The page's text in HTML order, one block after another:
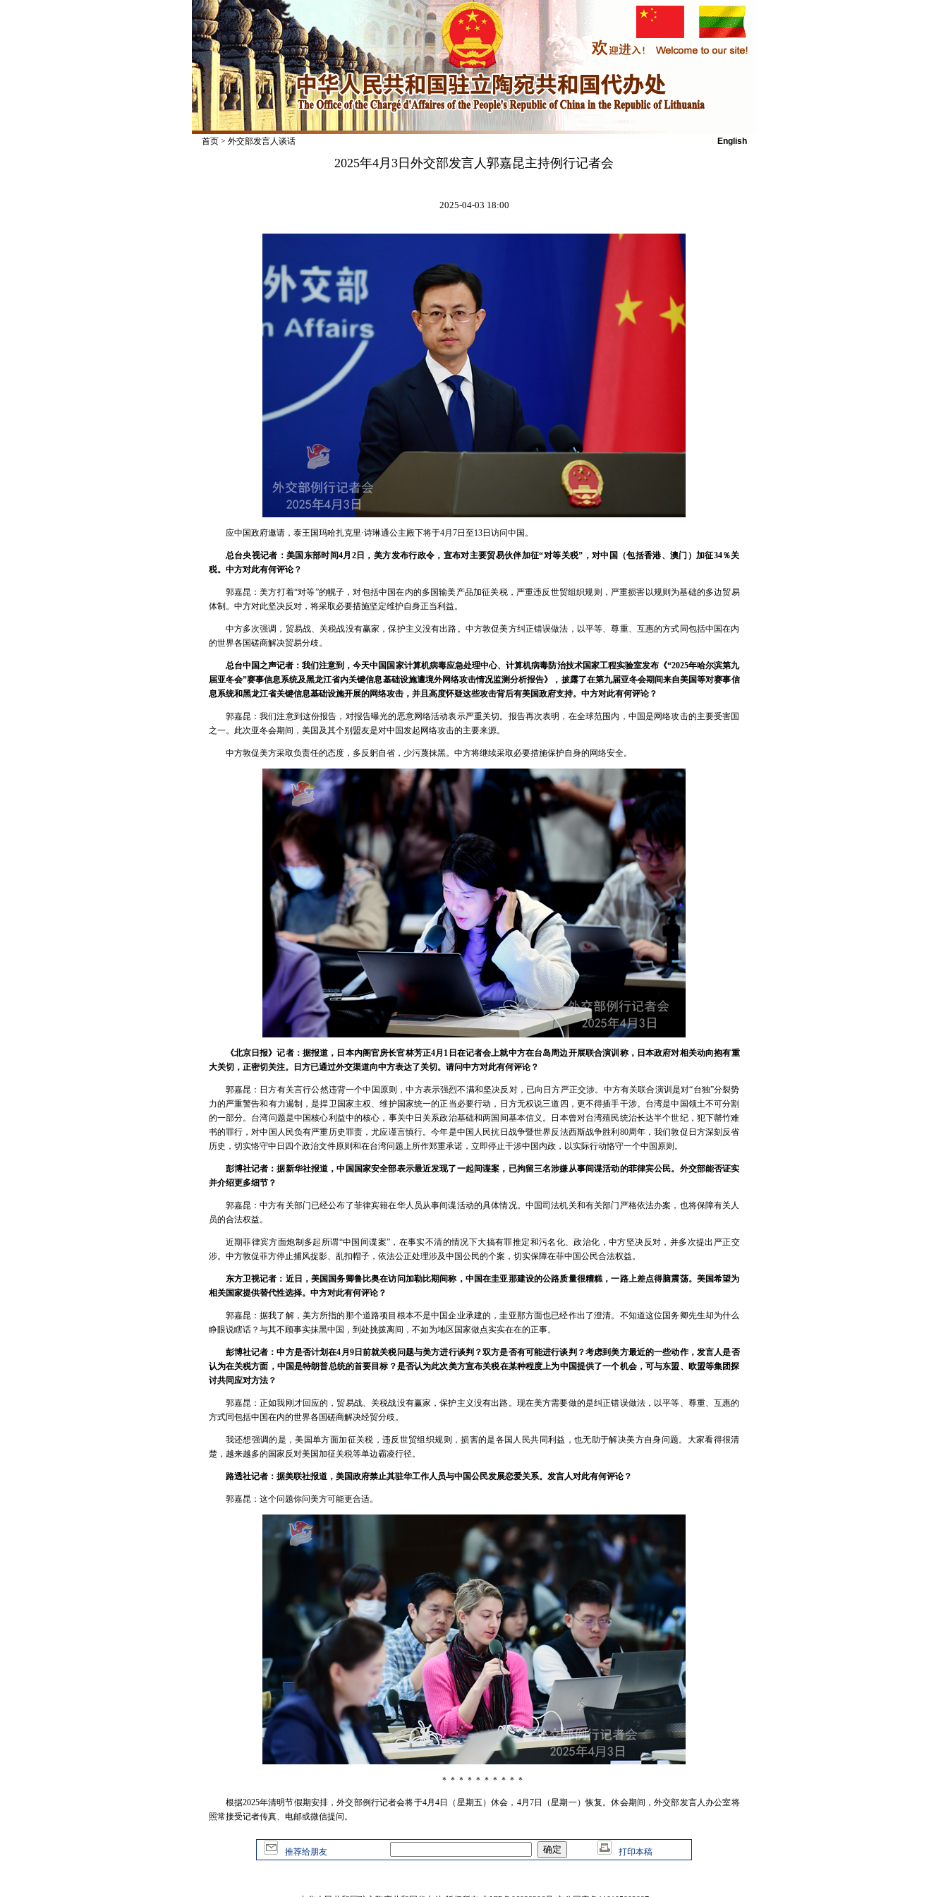
首页> 外交部发言人谈话 English
2025年4月3日外交部发言人郭嘉昆主持例行记者会
2025-04-03 18:00
应中国政府邀请，泰王国玛哈扎克里·诗琳通公主殿下将于4月7日至13日访问中国。
总台央视记者：美国东部时间4月2日，美方发布行政令，宣布对主要贸易伙伴加征“对等关税”，对中国（包括香港、澳门）加征34％关
税。中方对此有何评论？
郭嘉昆：美方打着“对等”的幌子，对包括中国在内的多国输美产品加征关税，严重违反世贸组织规则，严重损害以规则为基础的多边贸易
体制。中方对此坚决反对，将采取必要措施坚定维护自身正当利益。
中方多次强调，贸易战、关税战没有赢家，保护主义没有出路。中方敦促美方纠正错误做法，以平等、尊重、互惠的方式同包括中国在内
的世界各国磋商解决贸易分歧。
总台中国之声记者：我们注意到，今天中国国家计算机病毒应急处理中心、计算机病毒防治技术国家工程实验室发布《“2025年哈尔滨第九
届亚冬会”赛事信息系统及黑龙江省内关键信息基础设施遭境外网络攻击情况监测分析报告》，披露了在第九届亚冬会期间来自美国等对赛事信
息系统和黑龙江省关键信息基础设施开展的网络攻击，并且高度怀疑这些攻击背后有美国政府支持。中方对此有何评论？
郭嘉昆：我们注意到这份报告，对报告曝光的恶意网络活动表示严重关切。报告再次表明，在全球范围内，中国是网络攻击的主要受害国
之一。此次亚冬会期间，美国及其个别盟友是对中国发起网络攻击的主要来源。
中方敦促美方采取负责任的态度，多反躬自省，少污蔑抹黑。中方将继续采取必要措施保护自身的网络安全。
《北京日报》记者：据报道，日本内阁官房长官林芳正4月1日在记者会上就中方在台岛周边开展联合演训称，日本政府对相关动向抱有重
大关切，正密切关注。日方已通过外交渠道向中方表达了关切。请问中方对此有何评论？
郭嘉昆：日方有关言行公然违背一个中国原则，中方表示强烈不满和坚决反对，已向日方严正交涉。中方有关联合演训是对“台独”分裂势
力的严重警告和有力遏制，是捍卫国家主权、维护国家统一的正当必要行动，日方无权说三道四，更不得插手干涉。台湾是中国领土不可分割
的一部分。台湾问题是中国核心利益中的核心，事关中日关系政治基础和两国间基本信义。日本曾对台湾殖民统治长达半个世纪，犯下罄竹难
书的罪行，对中国人民负有严重历史罪责，尤应谨言慎行。今年是中国人民抗日战争暨世界反法西斯战争胜利80周年，我们敦促日方深刻反省
历史，切实恪守中日四个政治文件原则和在台湾问题上所作郑重承诺，立即停止干涉中国内政，以实际行动恪守一个中国原则。
彭博社记者：据新华社报道，中国国家安全部表示最近发现了一起间谍案，已拘留三名涉嫌从事间谍活动的菲律宾公民。外交部能否证实
并介绍更多细节？
郭嘉昆：中方有关部门已经公布了菲律宾籍在华人员从事间谍活动的具体情况。中国司法机关和有关部门严格依法办案，也将保障有关人
员的合法权益。
近期菲律宾方面炮制多起所谓“中国间谍案”，在事实不清的情况下大搞有罪推定和污名化、政治化，中方坚决反对，并多次提出严正交
涉。中方敦促菲方停止捕风捉影、乱扣帽子，依法公正处理涉及中国公民的个案，切实保障在菲中国公民合法权益。
东方卫视记者：近日，美国国务卿鲁比奥在访问加勒比期间称，中国在圭亚那建设的公路质量很糟糕，一路上差点得脑震荡。美国希望为
相关国家提供替代性选择。中方对此有何评论？
郭嘉昆：据我了解，美方所指的那个道路项目根本不是中国企业承建的，圭亚那方面也已经作出了澄清。不知道这位国务卿先生却为什么
睁眼说瞎话？与其不顾事实抹黑中国，到处挑拨离间，不如为地区国家做点实实在在的正事。
彭博社记者：中方是否计划在4月9日前就关税问题与美方进行谈判？双方是否有可能进行谈判？考虑到美方最近的一些动作，发言人是否
认为在关税方面，中国是特朗普总统的首要目标？是否认为此次美方宣布关税在某种程度上为中国提供了一个机会，可与东盟、欧盟等集团探
讨共同应对方法？
郭嘉昆：正如我刚才回应的，贸易战、关税战没有赢家，保护主义没有出路。现在美方需要做的是纠正错误做法，以平等、尊重、互惠的
方式同包括中国在内的世界各国磋商解决经贸分歧。
我还想强调的是，美国单方面加征关税，违反世贸组织规则，损害的是各国人民共同利益，也无助于解决美方自身问题。大家看得很清
楚，越来越多的国家反对美国加征关税等单边霸凌行径。
路透社记者：据美联社报道，美国政府禁止其驻华工作人员与中国公民发展恋爱关系。发言人对此有何评论？
郭嘉昆：这个问题你问美方可能更合适。
＊＊＊＊＊＊＊＊＊＊
根据2025年清明节假期安排，外交部例行记者会将于4月4日（星期五）休会，4月7日（星期一）恢复。休会期间，外交部发言人办公室将
照常接受记者传真、电邮或微信提问。
推荐给朋友 打印本稿